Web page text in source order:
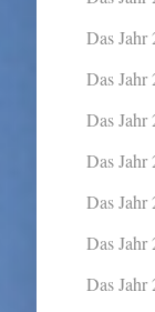
Das Jahr
Das Jahr
Das Jahr
Das Jahr
Das Jahr
Das Jahr
Das Jahr